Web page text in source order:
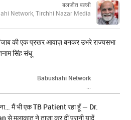
बलजीत बल्ली
Network, Tirchhi Nazar Media
की एक प्रखर आवाज़ बनकर उभरे राज्यसभा
सिंह संधू
Babushahi Network
...
मैं भी एक TB Patient रहा हूँ — Dr.
से मुलाकात ने ताज़ा कर दीं पुरानी यादें